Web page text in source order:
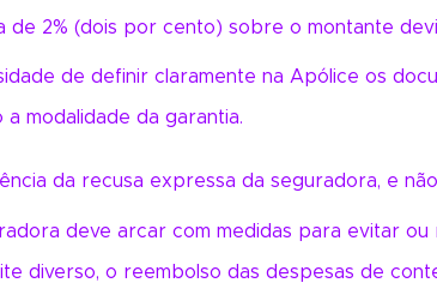
de 2% (dois por cento) sobre o montante
de definir claramente na Apólice os
modalidade da garantia.
da recusa expressa da seguradora, e
deve arcar com medidas para evitar
diverso, o reembolso das despesas de